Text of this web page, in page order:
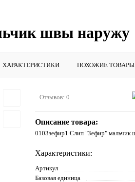
швы наружу
ХАРАКТЕРИСТИКИ ПОХОЖИЕ ТОВАРЫ
Отзывов: 0
Описание товара:
0103зефир1 Слип "Зефир" мальчик
Характеристики:
Артикул
Базовая единица